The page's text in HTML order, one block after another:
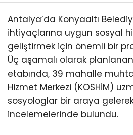
Antalya’da Konyaaltı
ihtiyaçlarına uygun sosyal
geliştirmek için önemli bir
Üç aşamalı olarak
etabında, 39 mahalle
Hizmet Merkezi (KOSHİM)
sosyologlar bir araya
incelemelerinde bulundu.